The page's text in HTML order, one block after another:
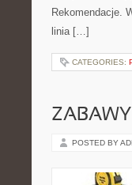
Rekomendacje.
linia […]
CATEGORIES:
POSTED BY